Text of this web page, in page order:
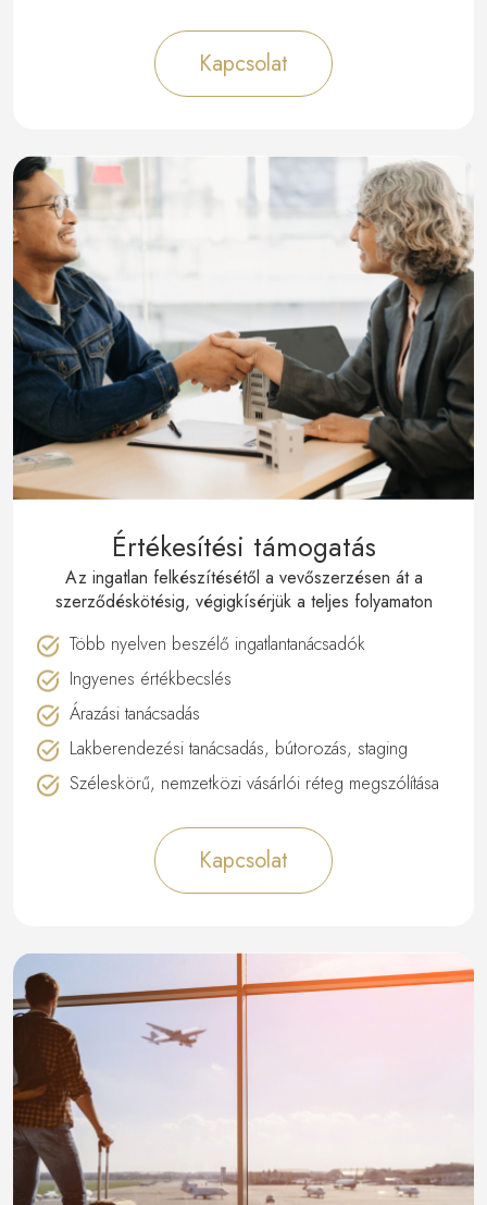
Kapcsolat
Értékesítési támogatás
Az ingatlan felkészítésétől a vevőszerzésen át a
szerződéskötésig, végigkísérjük a teljes folyamaton
Több nyelven beszélő ingatlantanácsadók
Ingyenes értékbecslés
Árazási tanácsadás
Lakberendezési tanácsadás, bútorozás, staging
Széleskörű, nemzetközi vásárlói réteg megszólítása
Kapcsolat